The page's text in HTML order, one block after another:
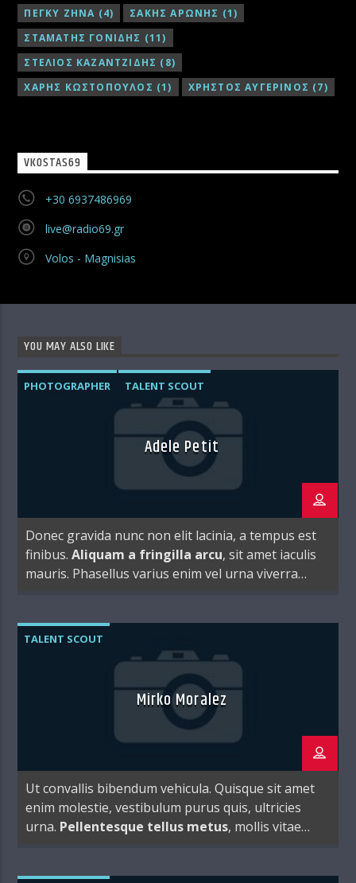
ΠΕΓΚΥ ΖΗΝΑ (4) ΣΑΚΗΣ ΑΡΩΝΗΣ (1)
ΣΤΑΜΑΤΗΣ ΓΟΝΙΔΗΣ (11)
ΣΤΕΛΙΟΣ ΚΑΖΑΝΤΖΙΔΗΣ (8)
ΧΑΡΗΣ ΚΩΣΤΟΠΟΥΛΟΣ (1) ΧΡΗΣΤΟΣ ΑΥΓΕΡΙΝΟΣ (7)
VKOSTAS69
+30 6937486969
live@radio69.gr
Volos - Magnisias
YOU MAY ALSO LIKE
PHOTOGRAPHER TALENT SCOUT
Adele Petit
Donec gravida nunc non elit lacinia, a tempus est
finibus.Aliquam a fringilla arcu, sit amet iaculis
mauris. Phasellus varius enim vel urna viverra
TALENT SCOUT
Mirko Moralez
Ut convallis bibendum vehicula. Quisque sit amet
enim molestie, vestibulum purus quis, ultricies
urna. Pellentesque tellus metus, mollis vitae